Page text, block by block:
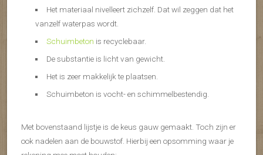
Het materiaal nivelleert zichzelf. Dat wil zeggen dat het
vanzelf waterpas wordt.
Schuimbeton is recyclebaar.
De substantie is licht van gewicht.
Het is zeer makkelijk te plaatsen.
Schuimbeton is vocht- en schimmelbestendig.
Met bovenstaand lijstje is de keus gauw gemaakt. Toch zijn er
ook nadelen aan de bouwstof. Hierbij een opsomming waar je